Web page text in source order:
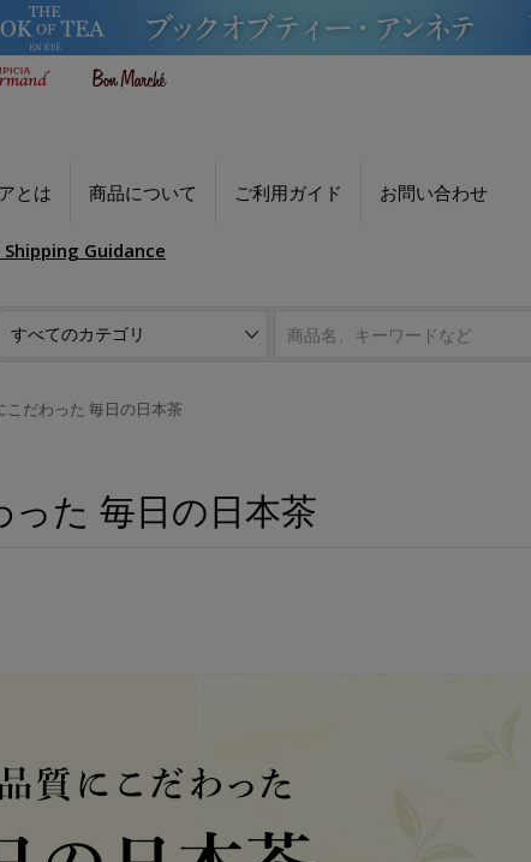
とは 商品について ご利用ガイド お問い合わせ
Guidance
こだわった 毎日の日本茶
た 毎日の日本茶